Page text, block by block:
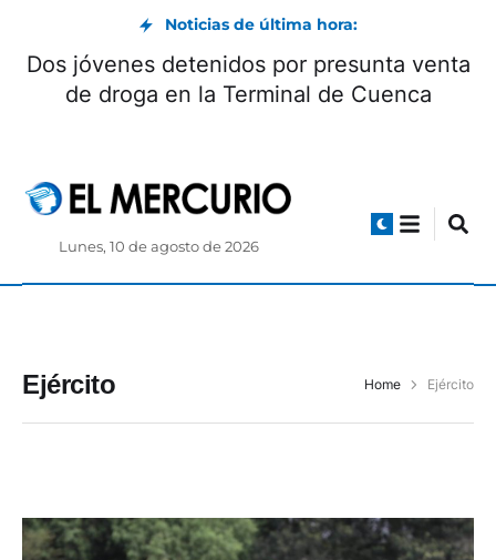
Noticias de última hora:
Dos jóvenes detenidos por presunta venta
de droga en la Terminal de Cuenca
Lunes, 10 de agosto de 2026
Ejército Home Ejército